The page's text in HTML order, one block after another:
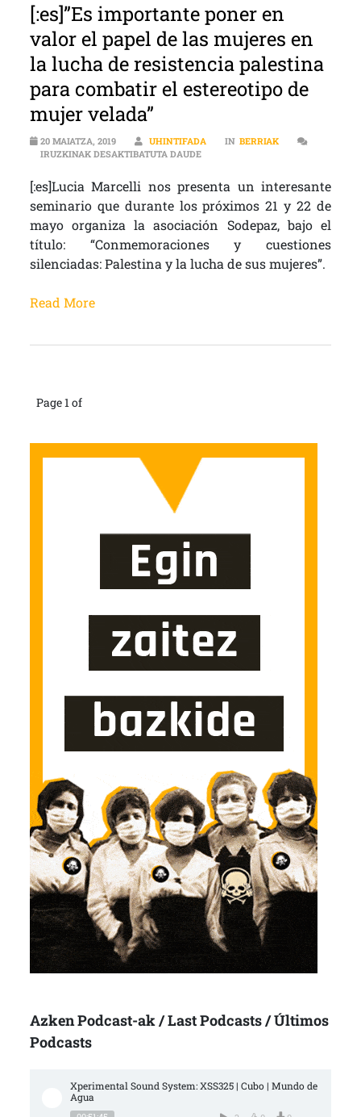
[:es]”Es importante poner en
valor el papel de las mujeres en
la lucha de resistencia palestina
para combatir el estereotipo de
mujer velada”
20 MAIATZA, 2019 UHINTIFADA IN BERRIAK
IRUZKINAK DESAKTIBATUTA DAUDE[:ES]”ES IMPORTANTE PONER EN
[:es]Lucia Marcelli nos presenta un interesante
seminario que durante los próximos 21 y 22 de
mayo organiza la asociación Sodepaz, bajo el
título: “Conmemoraciones y cuestiones
silenciadas: Palestina y la lucha de sus mujeres”.
Read More
Page 1 of
Azken Podcast-ak / Last Podcasts / Últimos
Podcasts
Xperimental Sound System: XSS325 | Cubo | Mundo de
Agua